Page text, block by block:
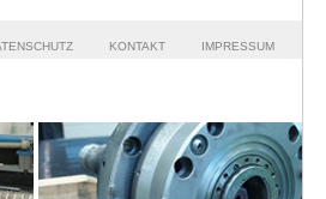
IMPRESSUM
KONTAKT